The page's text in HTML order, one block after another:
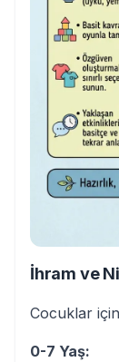
İhram ve
Cocuklar
0-7 Yaş: